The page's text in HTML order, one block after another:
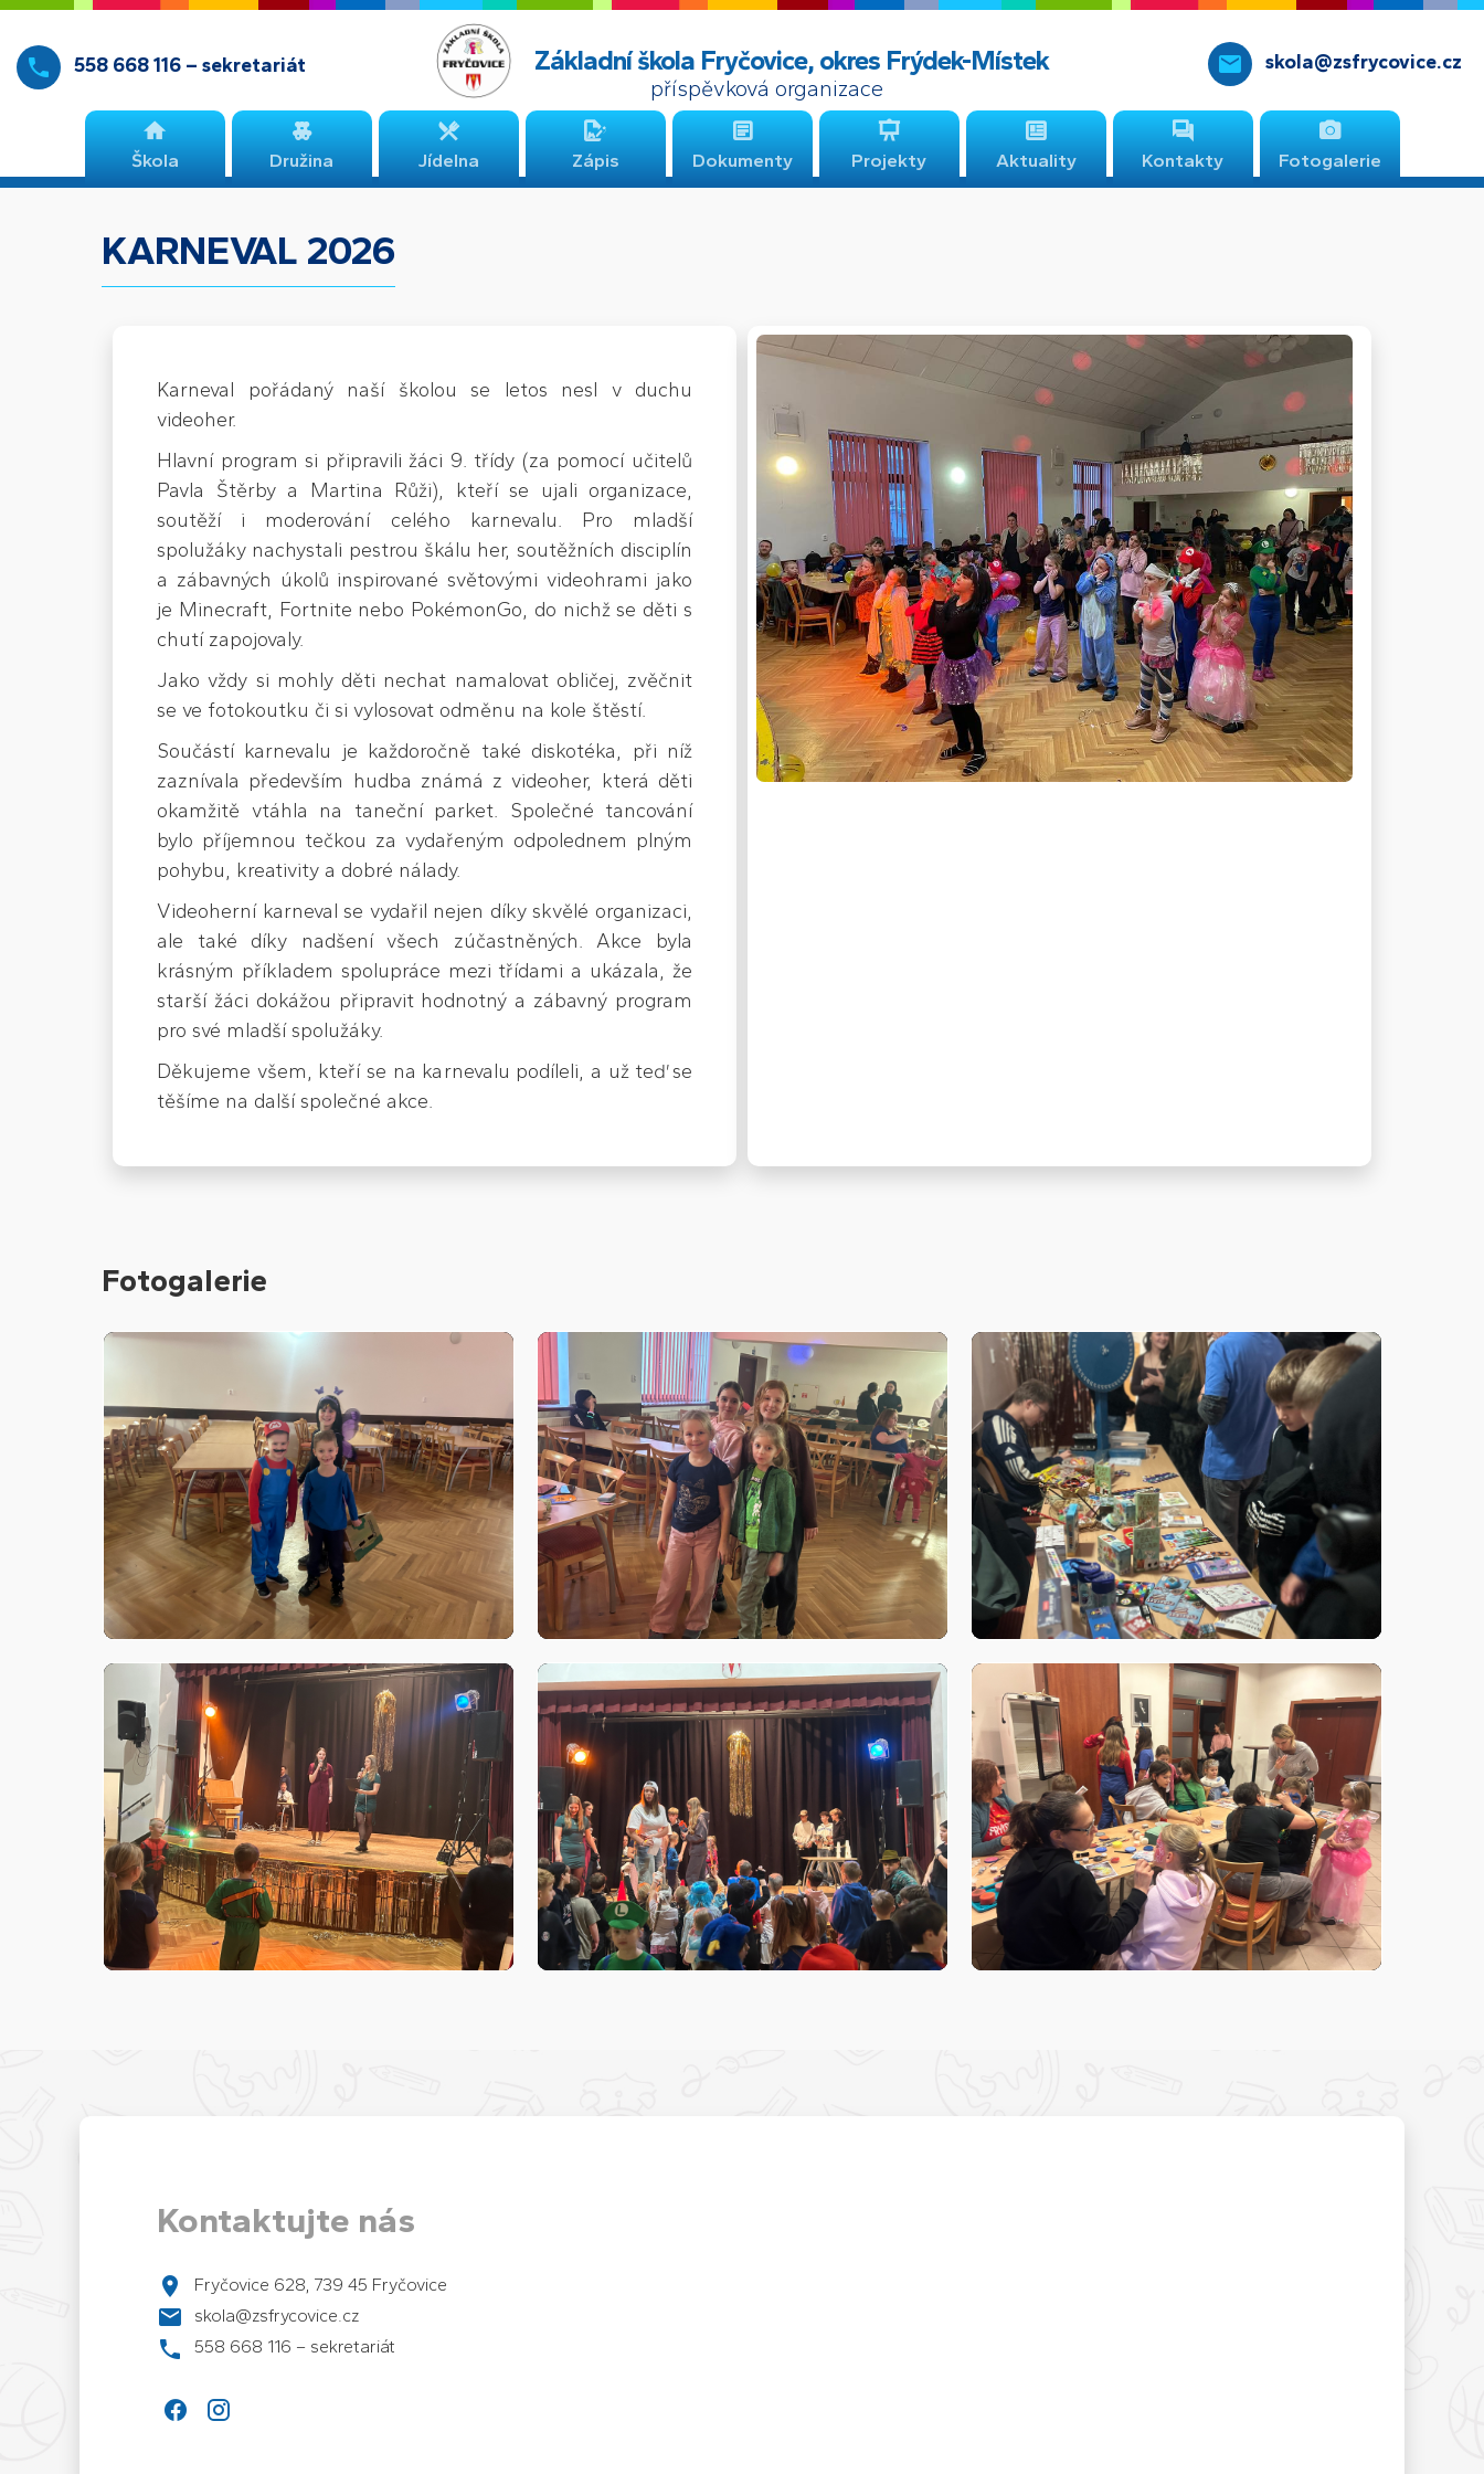
Základní škola Fryčovice, okres Frýdek-Místek
příspěvková organizace
skola@zsfrycovice.cz
558 668 116 – sekretariát
Škola Družina Jídelna Zápis Dokumenty Projekty Aktuality Kontakty Fotogalerie
KARNEVAL 2026
Karneval pořádaný naší školou se letos nesl v duchu
videoher.
Hlavní program si připravili žáci 9. třídy (za pomocí učitelů
Pavla Štěrby a Martina Růži), kteří se ujali organizace,
soutěží i moderování celého karnevalu. Pro mladší
spolužáky nachystali pestrou škálu her, soutěžních disciplín
a zábavných úkolů inspirované světovými videohrami jako
je Minecraft, Fortnite nebo PokémonGo, do nichž se děti s
chutí zapojovaly.
Jako vždy si mohly děti nechat namalovat obličej, zvěčnit
se ve fotokoutku či si vylosovat odměnu na kole štěstí.
Součástí karnevalu je každoročně také diskotéka, při níž
zaznívala především hudba známá z videoher, která děti
okamžitě vtáhla na taneční parket. Společné tancování
bylo příjemnou tečkou za vydařeným odpolednem plným
pohybu, kreativity a dobré nálady.
Videoherní karneval se vydařil nejen díky skvělé organizaci,
ale také díky nadšení všech zúčastněných. Akce byla
krásným příkladem spolupráce mezi třídami a ukázala, že
starší žáci dokážou připravit hodnotný a zábavný program
pro své mladší spolužáky.
Děkujeme všem, kteří se na karnevalu podíleli, a už teď se
těšíme na další společné akce.
Fotogalerie
Kontaktujte nás
Fryčovice 628, 739 45 Fryčovice
skola@zsfrycovice.cz
558 668 116 – sekretariát